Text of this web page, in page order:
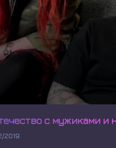
с мужиками и
2019